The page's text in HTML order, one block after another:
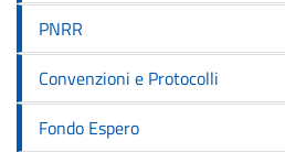
PNRR
Convenzioni e Protocolli
Fondo Espero